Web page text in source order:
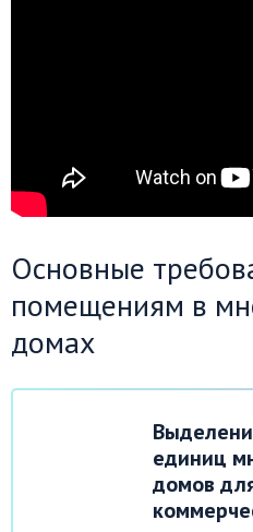
Основные
помещениям в
домах
единиц
домов